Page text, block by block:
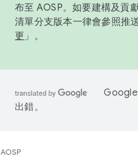
布至 AOSP。如要建構及貢
清單分支版本一律會參照推
更 」。
Google
出錯。
AOSP